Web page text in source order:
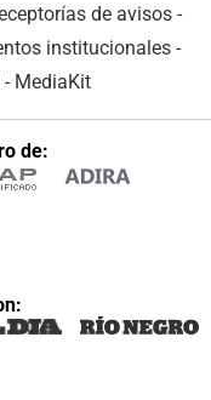
de avisos -
institucionales -
- MediaKit
de: